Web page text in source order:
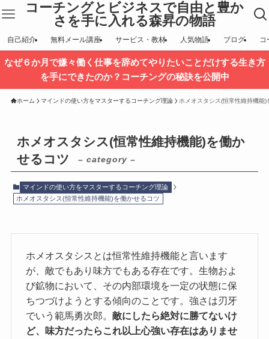
コーチングとビジネスで自由と豊か
さを手に入れる森昇の物語
自己紹介 無料メール講座 サービス・教材 人気物語 ブログ コ
なぜ６か月で嫌々働く仕事を辞めてやりたいことだけする生き方
を手にできたのか？コーチングの秘訣を公開中
ホーム マインドの使い方をマスターするコーチング理論 ホメオスタシス(恒常性維持機能)
ホメオスタシス(恒常性維持機能)を働か
せるコツ
– category –
マインドの使い方をマスターするコーチング理論
ホメオスタシス(恒常性維持機能)を働かせるコツ
ホメオスタシスとは恒常性維持機能と言います
が、敵でもあり味方でもある存在です。生物およ
び鉱物において、その内部環境を一定の状態に保
ちつづけようとする傾向のことです。強さは刃牙
でいう範馬勇次郎。敵にしたら絶対に勝てないけ
ど、味方だったらこれ以上心強い存在はありませ